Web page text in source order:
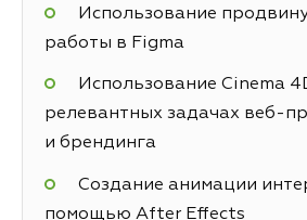
Использование
работы в Figma
Использование Cinema
релевантных задачах веб-
и брендинга
Создание анимации
помощью After Effects